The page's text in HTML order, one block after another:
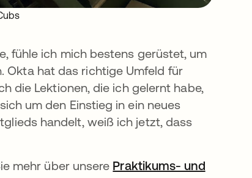
fühle ich mich bestens gerüstet, um
Okta hat das richtige Umfeld für
die Lektionen, die ich gelernt habe,
um den Einstieg in ein neues
handelt, weiß ich jetzt, dass
mehr über unsere Praktikums- und